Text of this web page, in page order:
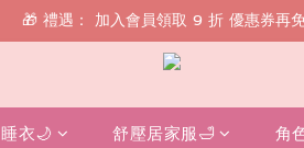
🎁 禮遇： 加入會員領取 9 折 優惠券再
🎁 禮遇： 加入會員領取 9 折 優惠券再
📱 綁定 LINE 好友，現領 $100 購物金！
🎁 禮遇： 加入會員領取 9 折 優惠券再
睡衣🌙 舒壓居家服🛁 角